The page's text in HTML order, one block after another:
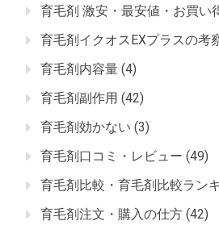
育毛剤 激安・最安値・お買い
育毛剤イクオスEXプラスの考
育毛剤内容量 (4)
育毛剤副作用 (42)
育毛剤効かない (3)
育毛剤口コミ・レビュー (49)
育毛剤比較・育毛剤比較ラン
育毛剤注文・購入の仕方 (42)